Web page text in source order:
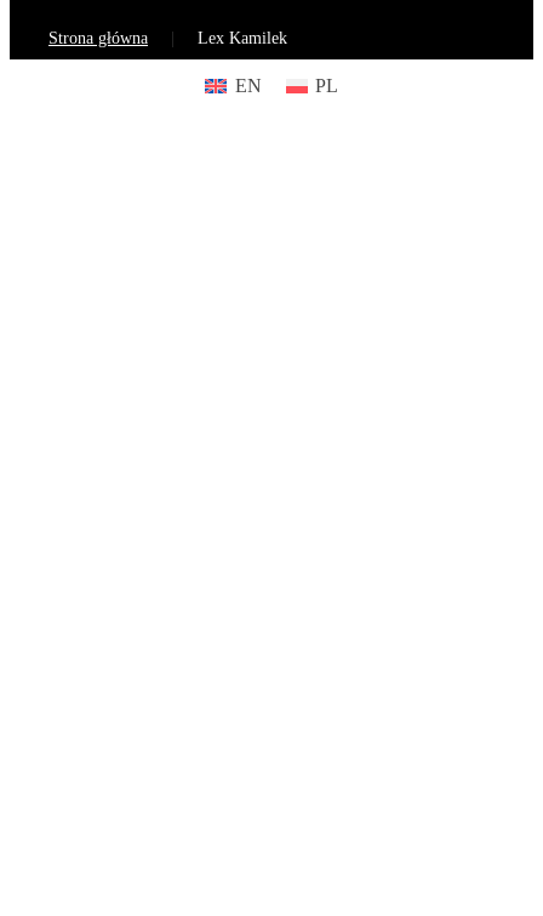
Strona główna Lex Kamilek
EN PL